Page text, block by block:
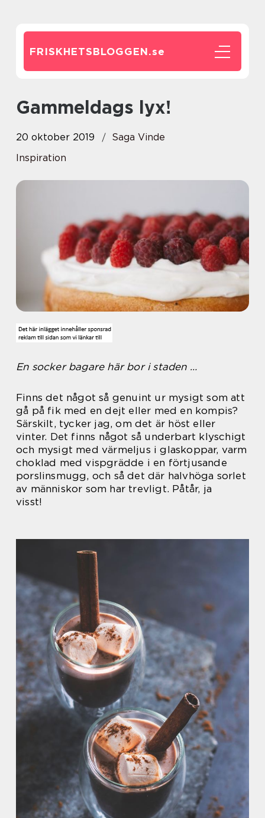
FRISKHETSBLOGGEN.se
Gammeldags lyx!
20 oktober 2019
Saga Vinde
Inspiration
En socker bagare här bor i staden …
Finns det något så genuint ur mysigt som att
gå på fik med en dejt eller med en kompis?
Särskilt, tycker jag, om det är höst eller
vinter. Det finns något så underbart klyschigt
och mysigt med värmeljus i glaskoppar, varm
choklad med vispgrädde i en förtjusande
porslinsmugg, och så det där halvhöga sorlet
av människor som har trevligt. Påtår, ja
visst!